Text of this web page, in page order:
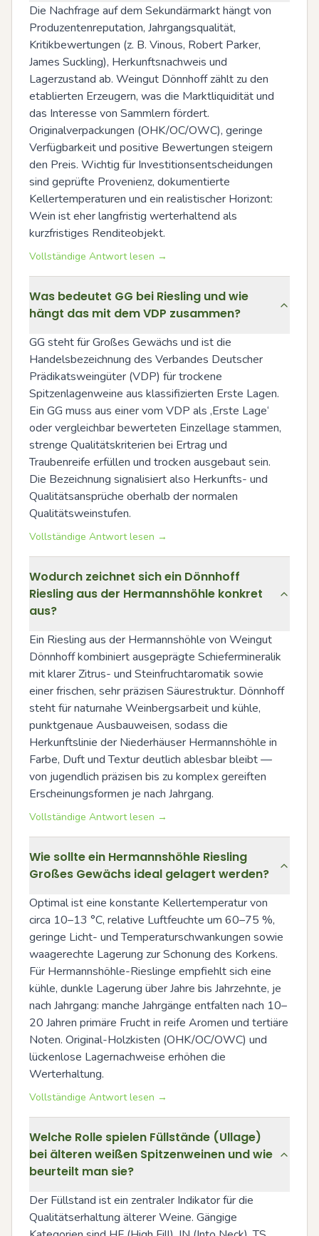
Die Nachfrage auf dem Sekundärmarkt hängt von
Produzentenreputation, Jahrgangsqualität,
Kritikbewertungen (z. B. Vinous, Robert Parker,
James Suckling), Herkunftsnachweis und
Lagerzustand ab. Weingut Dönnhoff zählt zu den
etablierten Erzeugern, was die Marktliquidität und
das Interesse von Sammlern fördert.
Originalverpackungen (OHK/OC/OWC), geringe
Verfügbarkeit und positive Bewertungen steigern
den Preis. Wichtig für Investitionsentscheidungen
sind geprüfte Provenienz, dokumentierte
Kellertemperaturen und ein realistischer Horizont:
Wein ist eher langfristig werterhaltend als
kurzfristiges Renditeobjekt.
Vollständige Antwort lesen →
Was bedeutet GG bei Riesling und wie
hängt das mit dem VDP zusammen?
GG steht für Großes Gewächs und ist die
Handelsbezeichnung des Verbandes Deutscher
Prädikatsweingüter (VDP) für trockene
Spitzenlagenweine aus klassifizierten Erste Lagen.
Ein GG muss aus einer vom VDP als ‚Erste Lage‘
oder vergleichbar bewerteten Einzellage stammen,
strenge Qualitätskriterien bei Ertrag und
Traubenreife erfüllen und trocken ausgebaut sein.
Die Bezeichnung signalisiert also Herkunfts- und
Qualitätsansprüche oberhalb der normalen
Qualitätsweinstufen.
Vollständige Antwort lesen →
Wodurch zeichnet sich ein Dönnhoff
Riesling aus der Hermannshöhle konkret
aus?
Ein Riesling aus der Hermannshöhle von Weingut
Dönnhoff kombiniert ausgeprägte Schiefermineralik
mit klarer Zitrus- und Steinfruchtaromatik sowie
einer frischen, sehr präzisen Säurestruktur. Dönnhoff
steht für naturnahe Weinbergsarbeit und kühle,
punktgenaue Ausbauweisen, sodass die
Herkunftslinie der Niederhäuser Hermannshöhle in
Farbe, Duft und Textur deutlich ablesbar bleibt —
von jugendlich präzisen bis zu komplex gereiften
Erscheinungsformen je nach Jahrgang.
Vollständige Antwort lesen →
Wie sollte ein Hermannshöhle Riesling
Großes Gewächs ideal gelagert werden?
Optimal ist eine konstante Kellertemperatur von
circa 10–13 °C, relative Luftfeuchte um 60–75 %,
geringe Licht- und Temperaturschwankungen sowie
waagerechte Lagerung zur Schonung des Korkens.
Für Hermannshöhle-Rieslinge empfiehlt sich eine
kühle, dunkle Lagerung über Jahre bis Jahrzehnte, je
nach Jahrgang: manche Jahrgänge entfalten nach 10–
20 Jahren primäre Frucht in reife Aromen und tertiäre
Noten. Original-Holzkisten (OHK/OC/OWC) und
lückenlose Lagernachweise erhöhen die
Werterhaltung.
Vollständige Antwort lesen →
Welche Rolle spielen Füllstände (Ullage)
bei älteren weißen Spitzenweinen und wie
beurteilt man sie?
Der Füllstand ist ein zentraler Indikator für die
Qualitätserhaltung älterer Weine. Gängige